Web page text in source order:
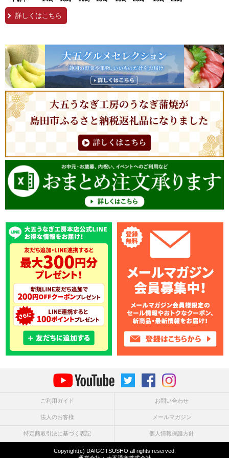
詳しくはこちら
ご利用ガイド お問い合わせ
法人のお客様 メールマガジン
特定商取引法に基づく表記 個人情報保護方針
Copyright(c) DAIGOTSUSHO all rights reserved.